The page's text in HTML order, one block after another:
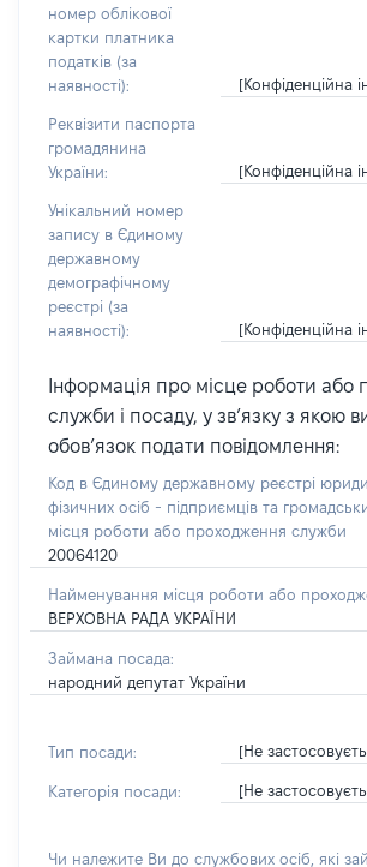
номер облікової
картки платника
податків (за
наявності):
[Конфіденційна
Реквізити паспорта
громадянина
України:
[Конфіденційна
Унікальний номер
запису в Єдиному
державному
демографічному
реєстрі (за
наявності):
[Конфіденційна
Інформація про місце роботи або
служби і посаду, у зв’язку з якою
обов’язок подати повідомлення:
Код в Єдиному державному реєстрі
фізичних осіб - підприємців та
місця роботи або проходження служби
20064120
Найменування місця роботи або
ВЕРХОВНА РАДА УКРАЇНИ
Займана посада:
народний депутат України
Тип посади: [Не
Категорія посади: [Не
Чи належите Ви до службових осіб, які